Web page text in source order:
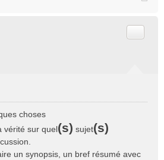
choses
vérité sur quel(s) sujet(s)
un synopsis, un bref résumé avec